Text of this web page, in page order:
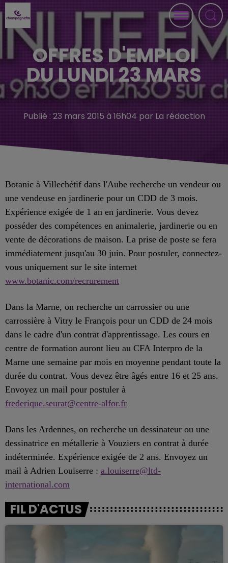
OFFRES D'EMPLOI
DU LUNDI 23 MARS
Publié : 23 mars 2015 à 16h04 par La rédaction
Botanic à Villechétif dans l'Aube recherche un vendeur ou
une vendeuse en jardinerie pour un CDD de 3 mois.
Expérience exigée de 1 an en jardinerie. Vous devez
posséder des compétences en animalerie, jardinerie ou en
vente de décorations de maison. La prise de poste se fera
immédiatement jusqu'au 30 juin. Pour postuler, connectez-
vous uniquement sur le site internet
www.botanic.com/recrurement
Dans la Marne, on recherche un carrossier ou une
carrossière à Vitry le François pour un CDD de 24 mois
dans le cadre d'un contrat d'apprentissage. Les cours en
centre de formation auront lieu au CFA Interpro de la
Marne une semaine par mois en moyenne pendant toute la
durée du contrat. Vous devez être âgés entre 16 et 25 ans.
Envoyez un mail pour postuler à
frederique.seurat@centre-alfor.fr
Dans les Ardennes, on recherche un dessinateur ou une
dessinatrice en métallerie à Vouziers en contrat à durée
indéterminée. Expérience exigée de 2 ans. Envoyez un
mail à Adrien Louiserre : a.louiserre@ltd-
international.com
FIL D'ACTUS